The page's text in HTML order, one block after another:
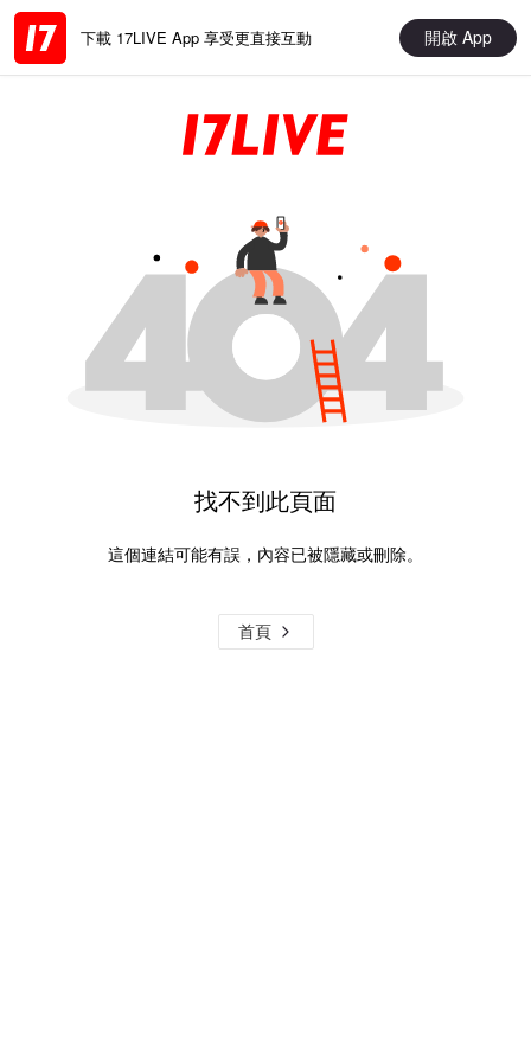
下載 17LIVE App 享受更直接互動 開啟 App
找不到此頁面
這個連結可能有誤，內容已被隱藏或刪除。
首頁